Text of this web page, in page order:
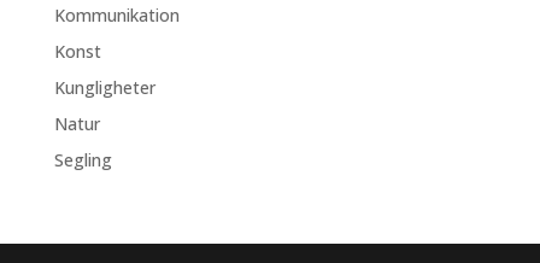
Kommunikation
Konst
Kungligheter
Natur
Segling